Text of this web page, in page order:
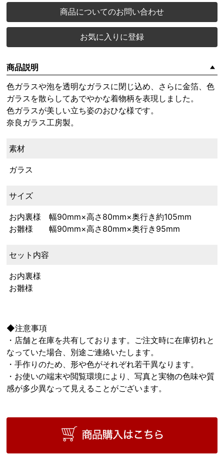
商品についてのお問い合わせ
お気に入りに登録
商品説明
色ガラスや泡を透明なガラスに閉じ込め、さらに金箔、色
ガラスを散らしてあでやかな着物柄を表現しました。
色ガラスが美しい立ち姿のおひな様です。
奈良ガラス工房製。
素材
ガラス
サイズ
お内裏様 幅90mm×高さ80mm×奥行き約105mm
お雛様 幅90mm×高さ80mm×奥行き95mm
セット内容
お内裏様
お雛様
◆注意事項
・店舗と在庫を共有しております。ご注文時に在庫切れと
なっていた場合、別途ご連絡いたします。
・手作りのため、形や色がそれぞれ若干異なります。
・お使いの端末や閲覧環境により、写真と実物の色味や質
感が多少異なって見えることがございます。